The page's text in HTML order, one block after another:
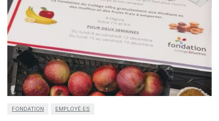
FONDATION EMPLOYÉ·ES